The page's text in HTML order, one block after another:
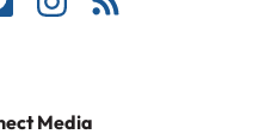
Media